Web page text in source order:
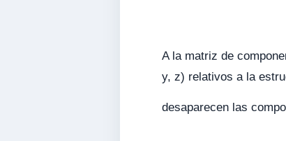
A la matriz de
y, z) relativos a la
desaparecen las